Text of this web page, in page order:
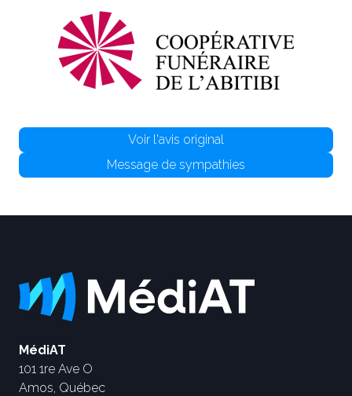
Voir l'avis original
Message de sympathies
MédiAT
101 1re Ave O
Amos, Québec